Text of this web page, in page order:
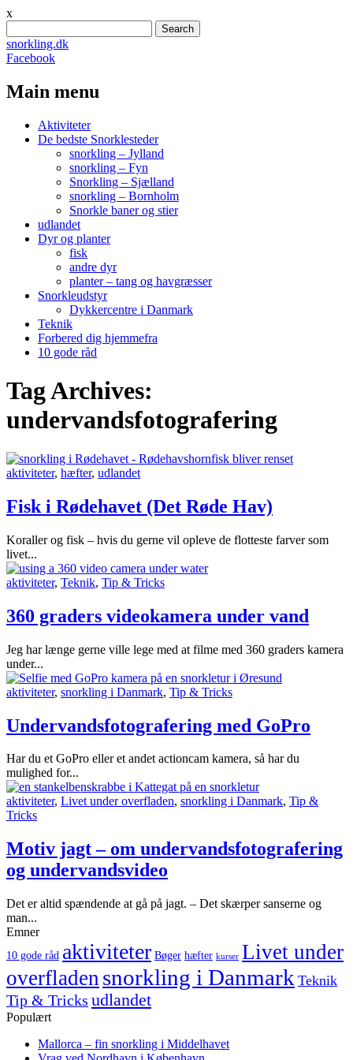
x
for:
snorkling.dk
Facebook
Main menu
Skip
Aktiviteter
De bedste Snorklesteder
snorkling – Jylland
snorkling – Fyn
Snorkling – Sjælland
snorkling – Bornholm
Snorkle baner og stier
udlandet
Dyr og planter
fisk
andre dyr
planter – tang og havgræsser
Snorkleudstyr
Dykkercentre i Danmark
Teknik
Forbered dig hjemmefra
10 gode råd
Tag Archives:
undervandsfotografering
aktiviteter, hæfter, udlandet
Fisk i Rødehavet (Det Røde Hav)
Koraller og fisk – hvis du gerne vil opleve de flotteste farver som
livet...
aktiviteter, Teknik, Tip & Tricks
360 graders videokamera under vand
Jeg har længe gerne ville lege med at filme med 360 graders kamera
under...
aktiviteter, snorkling i Danmark, Tip & Tricks
Undervandsfotografering med GoPro
Har du et GoPro eller et andet actioncam kamera, så har du
mulighed for...
aktiviteter, Livet under overfladen, snorkling i Danmark, Tip &
Tricks
Motiv jagt – om undervandsfotografering
og undervandsvideo
Det er altid spændende at gå på jagt. – Det skærper sanserne og
man...
Emner
10 gode råd aktiviteter Bøger hæfter kurser Livet under
overfladen snorkling i Danmark Teknik
Tip & Tricks udlandet
Populært
Mallorca – fin snorkling i Middelhavet